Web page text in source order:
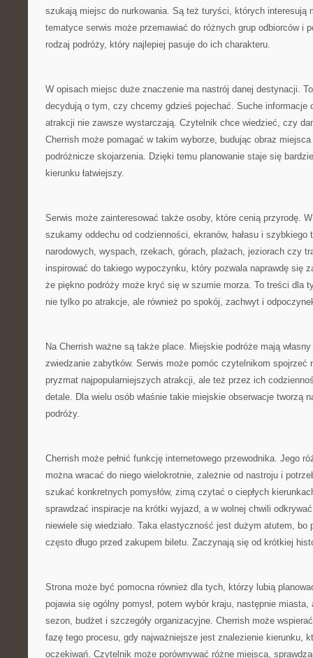
szukają miejsc do nurkowania. Są też turyści, których interesują
tematyce serwis może przemawiać do różnych grup odbiorców i
rodzaj podróży, który najlepiej pasuje do ich charakteru.
W opisach miejsc duże znaczenie ma nastrój danej destynacji.
decydują o tym, czy chcemy gdzieś pojechać. Suche informacje
atrakcji nie zawsze wystarczają. Czytelnik chce wiedzieć, czy
Cherrish może pomagać w takim wyborze, budując obraz
podróżnicze skojarzenia. Dzięki temu planowanie staje się
kierunku łatwiejszy.
Serwis może zainteresować także osoby, które cenią przyrodę.
szukamy oddechu od codzienności, ekranów, hałasu i szybkiego
narodowych, wyspach, rzekach, górach, plażach, jeziorach czy
inspirować do takiego wypoczynku, który pozwala naprawdę się
że piękno podróży może kryć się w szumie morza. To treści dla
nie tylko po atrakcje, ale również po spokój, zachwyt i
Na Cherrish ważne są także place. Miejskie podróże mają
zwiedzanie zabytków. Serwis może pomóc czytelnikom spojrzeć
pryzmat najpopularniejszych atrakcji, ale też przez ich
detale. Dla wielu osób właśnie takie miejskie obserwacje tworzą
podróży.
Cherrish może pełnić funkcję internetowego przewodnika. Jego
można wracać do niego wielokrotnie, zależnie od nastroju i
szukać konkretnych pomysłów, zimą czytać o ciepłych
sprawdzać inspiracje na krótki wyjazd, a w wolnej chwili
niewiele się wiedziało. Taka elastyczność jest dużym atutem, bo
często długo przed zakupem biletu. Zaczynają się od krótkiej
Strona może być pomocna również dla tych, którzy lubią
pojawia się ogólny pomysł, potem wybór kraju, następnie
sezon, budżet i szczegóły organizacyjne. Cherrish może
fazę tego procesu, gdy najważniejsze jest znalezienie kierunku,
oczekiwań. Czytelnik może porównywać różne miejsca,